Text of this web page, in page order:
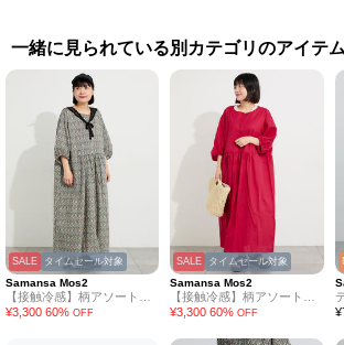
一緒に見られている別カテゴリのアイテ
SALE タイムセール対象
Samansa Mos2
¥3,300 60% OFF
SALE タイムセール対象
Samansa Mos2
¥3,300 60%OFF
¥